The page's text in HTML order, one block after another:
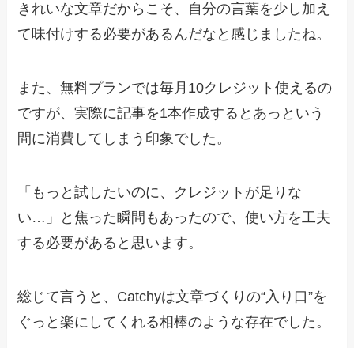
きれいな文章だからこそ、自分の言葉を少し加え
て味付けする必要があるんだなと感じましたね。
また、無料プランでは毎月10クレジット使えるの
ですが、実際に記事を1本作成するとあっという
間に消費してしまう印象でした。
「もっと試したいのに、クレジットが足りな
い…」と焦った瞬間もあったので、使い方を工夫
する必要があると思います。
総じて言うと、Catchyは文章づくりの“入り口”を
ぐっと楽にしてくれる相棒のような存在でした。